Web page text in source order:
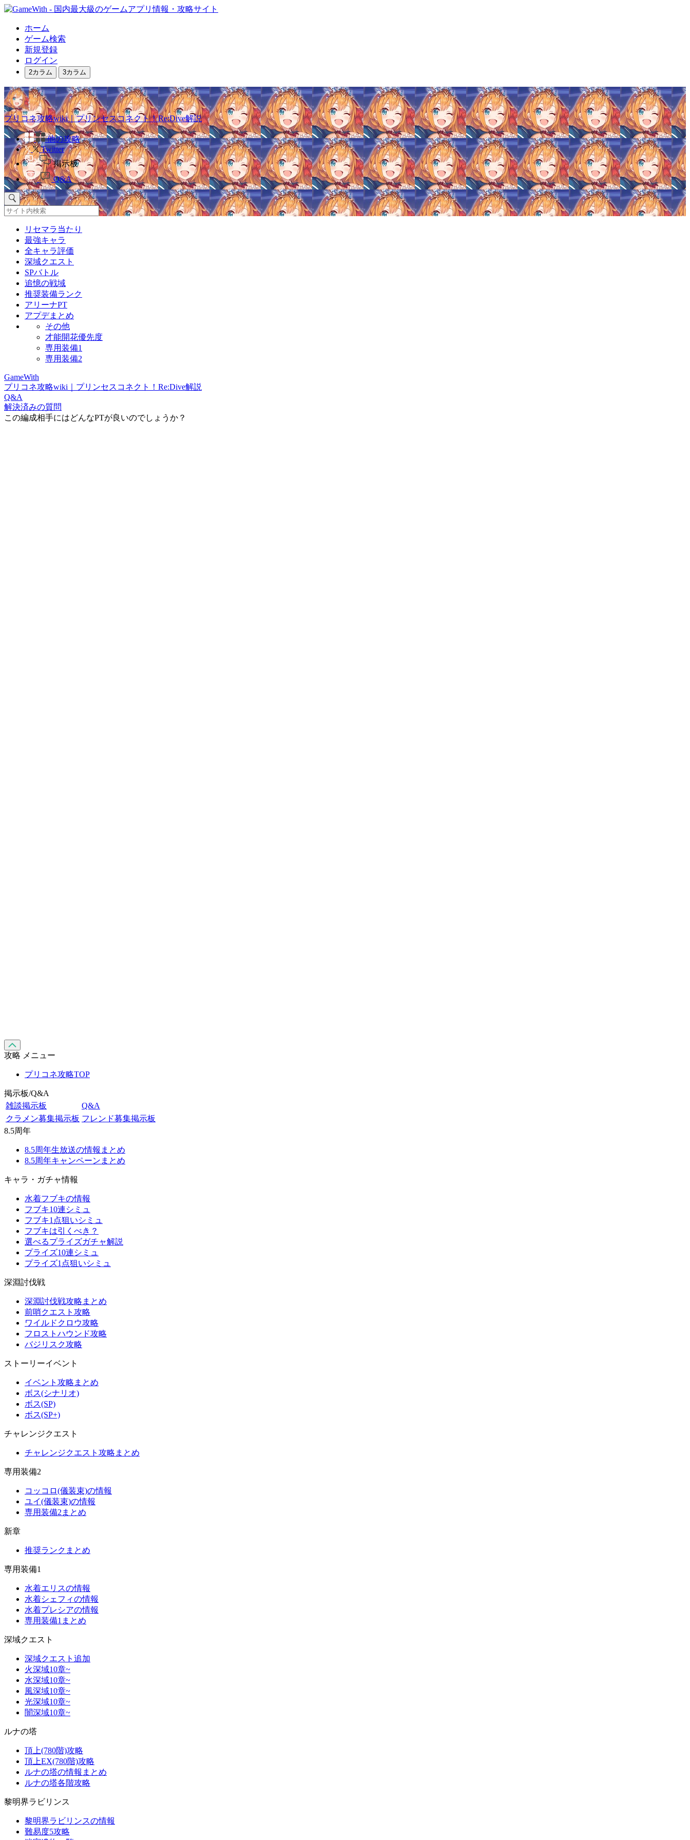
ホーム
ゲーム検索
新規登録
ログイン
2カラム 3カラム
プリコネ攻略wiki｜プリンセスコネクト！Re:Dive解説
他の攻略
Twitter
掲示板
Q&A
リセマラ当たり
最強キャラ
全キャラ評価
深域クエスト
SPバトル
追憶の戦域
推奨装備ランク
アリーナPT
アプデまとめ
その他
才能開花優先度
専用装備1
専用装備2
GameWith
プリコネ攻略wiki｜プリンセスコネクト！Re:Dive解説
Q&A
解決済みの質問
この編成相手にはどんなPTが良いのでしょうか？
攻略 メニュー
プリコネ攻略TOP
掲示板/Q&A
雑談掲示板
Q&A
クラメン募集掲示板 フレンド募集掲示板
8.5周年
8.5周年生放送の情報まとめ
8.5周年キャンペーンまとめ
キャラ・ガチャ情報
水着フブキの情報
フブキ10連シミュ
フブキ1点狙いシミュ
フブキは引くべき？
選べるプライズガチャ解説
プライズ10連シミュ
プライズ1点狙いシミュ
深淵討伐戦
深淵討伐戦攻略まとめ
前哨クエスト攻略
ワイルドクロウ攻略
フロストハウンド攻略
バジリスク攻略
ストーリーイベント
イベント攻略まとめ
ボス(シナリオ)
ボス(SP)
ボス(SP+)
チャレンジクエスト
チャレンジクエスト攻略まとめ
専用装備2
コッコロ(儀装束)の情報
ユイ(儀装束)の情報
専用装備2まとめ
新章
推奨ランクまとめ
専用装備1
水着エリスの情報
水着シェフィの情報
水着プレシアの情報
専用装備1まとめ
深域クエスト
深域クエスト追加
火深域10章~
水深域10章~
風深域10章~
光深域10章~
闇深域10章~
ルナの塔
頂上(780階)攻略
頂上EX(780階)攻略
ルナの塔の情報まとめ
ルナの塔各階攻略
黎明界ラビリンス
黎明界ラビリンスの情報
難易度5攻略